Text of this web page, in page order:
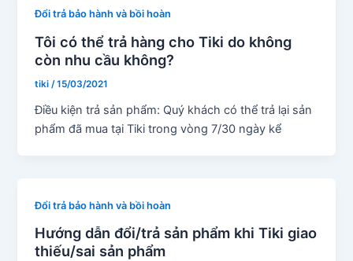
Đổi trả bảo hành và bồi hoàn
Tôi có thể trả hàng cho Tiki do không
còn nhu cầu không?
tiki/15/03/2021
Điều kiện trả sản phẩm: Quý khách có thể trả lại sản
phẩm đã mua tại Tiki trong vòng 7/30 ngày kể
Đổi trả bảo hành và bồi hoàn
Hướng dẫn đổi/trả sản phẩm khi Tiki giao
thiếu/sai sản phẩm